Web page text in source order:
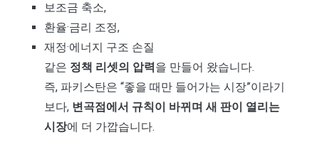
보조금 축소,
환율·금리 조정,
재정·에너지 구조 손질
같은 정책 리셋의 압력 을 만들어 왔습니다.
즉, 파키스탄은 “좋을 때만 들어가는 시장”이라기
보다, 변곡점에서 규칙이 바뀌며 새 판이 열리는
시장에 더 가깝습니다.